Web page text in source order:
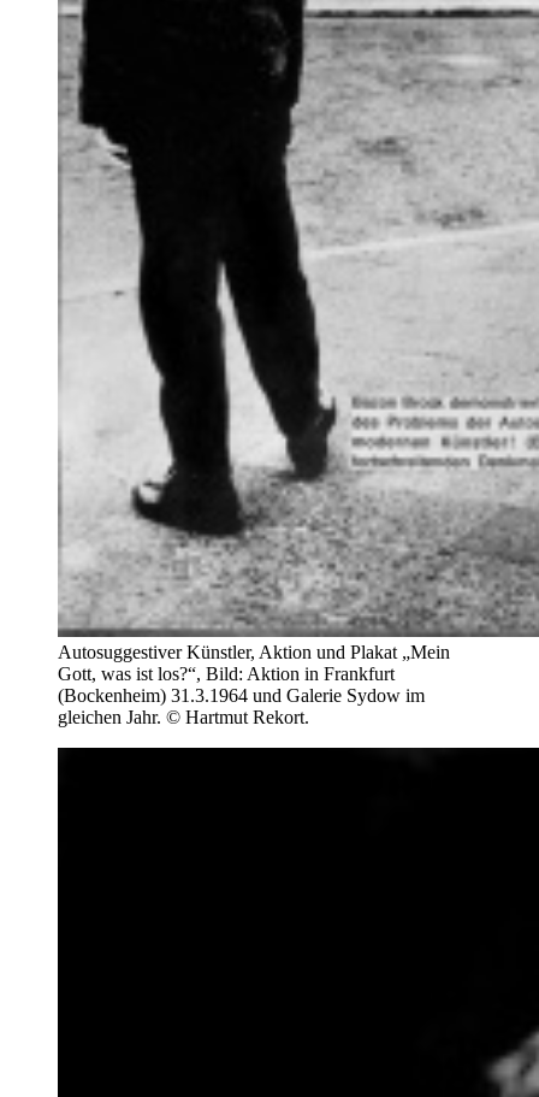
Autosuggestiver Künstler, Aktion und Plakat „Mein
Gott, was ist los?“, Bild: Aktion in Frankfurt
(Bockenheim) 31.3.1964 und Galerie Sydow im
gleichen Jahr. © Hartmut Rekort.